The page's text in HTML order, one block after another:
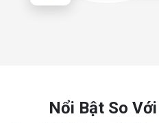
Nổi Bật So